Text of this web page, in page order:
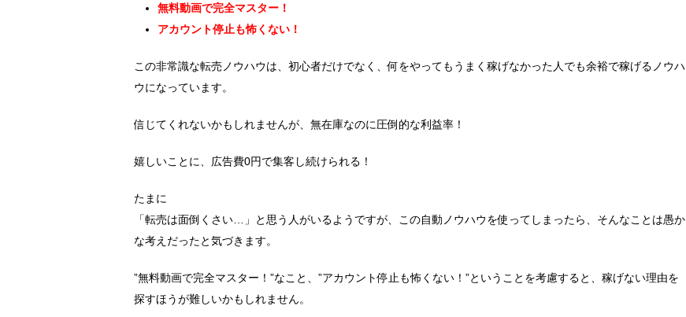
無料動画で完全マスター！
アカウント停止も怖くない！
この非常識な転売ノウハウは、初心者だけでなく、何をやってもうまく稼げなかった人でも余裕で稼げるノウハ
ウになっています。
信じてくれないかもしれませんが、無在庫なのに圧倒的な利益率！
嬉しいことに、広告費0円で集客し続けられる！
たまに
「転売は面倒くさい…」と思う人がいるようですが、この自動ノウハウを使ってしまったら、そんなことは愚か
な考えだったと気づきます。
”無料動画で完全マスター！”なこと、”アカウント停止も怖くない！”ということを考慮すると、稼げない理由を
探すほうが難しいかもしれません。